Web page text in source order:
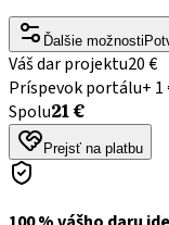
Ďalšie možnosti
Váš dar projektu20 €
Príspevok portálu+ 1
Spolu21 €
Prejsť na platbu